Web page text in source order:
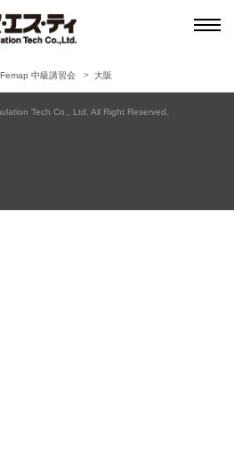
Femap 中級講習会 大阪
Tech Co., Ltd. All Right Reserved.